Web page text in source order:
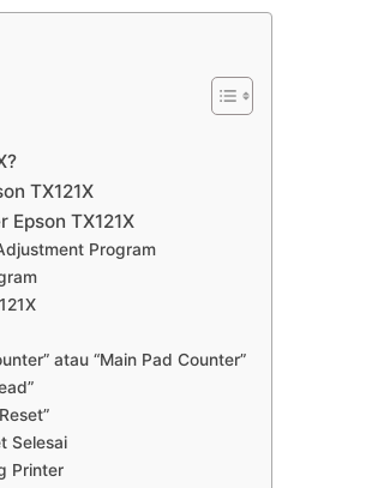
TX121X
TX121X
Program
atau “Main Pad Counter”
Selesai
Printer